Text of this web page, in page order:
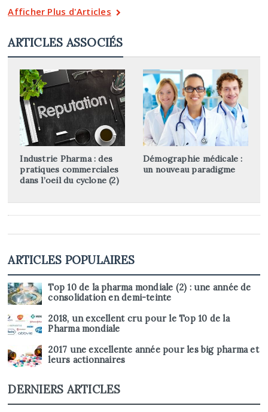
Afficher Plus d'Articles
ARTICLES ASSOCIÉS
Industrie Pharma : des
pratiques commerciales
dans l’oeil du cyclone (2)
Démographie médicale :
un nouveau paradigme
ARTICLES POPULAIRES
Top 10 de la pharma mondiale (2) : une année de
consolidation en demi-teinte
2018, un excellent cru pour le Top 10 de la
Pharma mondiale
2017 une excellente année pour les big pharma et
leurs actionnaires
DERNIERS ARTICLES